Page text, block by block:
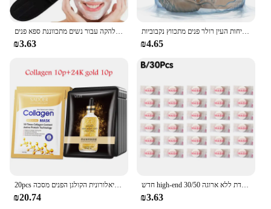
₪3.63
קרח פרצוף קרח הקרח קוביית יופי עיסוי קרח סיליקון עובש עבור נפיחות העין רולר פנים מתכווץ נקבוביות
₪4.65
₪20.74
חדש high-end 30/50 יח 'מסיכת פנים דחוסים מסיכת פנים ניידת ללא ארוגה מסיכת פנים ניידת ללא ארוגה
₪3.63